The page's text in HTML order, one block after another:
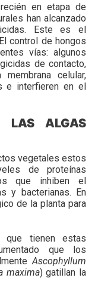
en etapa de
han alcanzado
Este es el
control de hongos
vías: algunos
de contacto,
celular,
e interfieren en el
LAS ALGAS
vegetales estos
de proteínas
que inhiben el
y bacterianas. En
de la planta para
que tienen estas
que los
Ascophyllum
maxima) gatillan la